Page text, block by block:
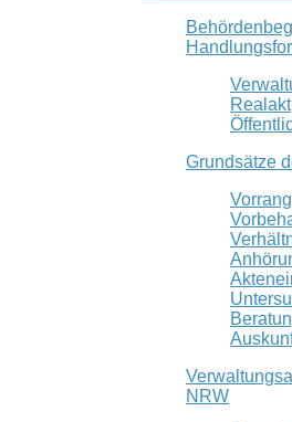
Realakt
Grundsätze
NRW